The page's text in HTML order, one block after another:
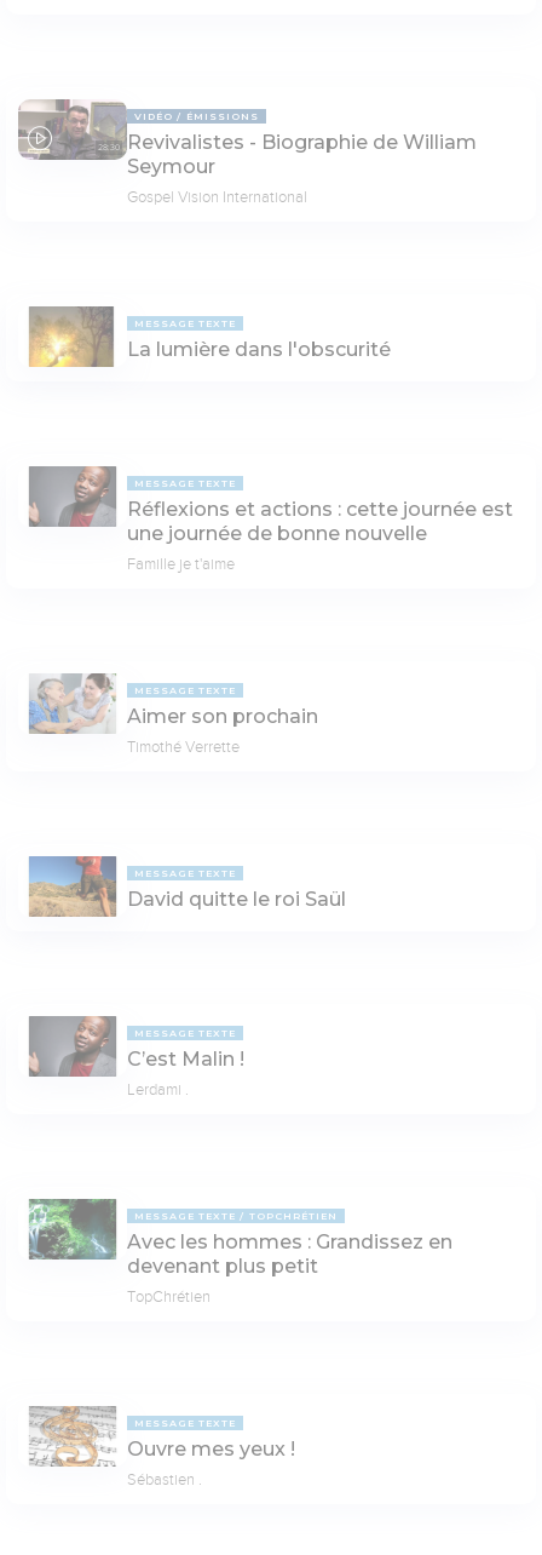
28:30
VIDÉO ÉMISSIONS
Revivalistes - Biographie de William
Seymour
Gospel Vision International
MESSAGE TEXTE
La lumière dans l'obscurité
MESSAGE TEXTE
Réflexions et actions : cette journée est
une journée de bonne nouvelle
Famille je t'aime
MESSAGE TEXTE
Aimer son prochain
Timothé Verrette
MESSAGE TEXTE
David quitte le roi Saül
MESSAGE TEXTE
C’est Malin !
Lerdami .
MESSAGE TEXTE TOPCHRÉTIEN
Avec les hommes : Grandissez en
devenant plus petit
TopChrétien
MESSAGE TEXTE
Ouvre mes yeux !
Sébastien .